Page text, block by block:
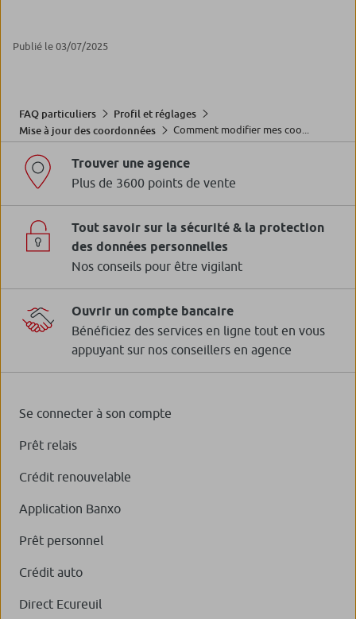
Publié le 03/07/2025
FAQ particuliers
Profil et réglages
Mise à jour des coordonnées
Comment modifier mes coo...
Trouver une agence
Plus de 3600 points de vente
Tout savoir sur la sécurité & la protection
des données personnelles
Nos conseils pour être vigilant
Ouvrir un compte bancaire
Bénéficiez des services en ligne tout en vous
appuyant sur nos conseillers en agence
Se connecter à son compte
Prêt relais
Crédit renouvelable
Application Banxo
Prêt personnel
Crédit auto
Direct Ecureuil